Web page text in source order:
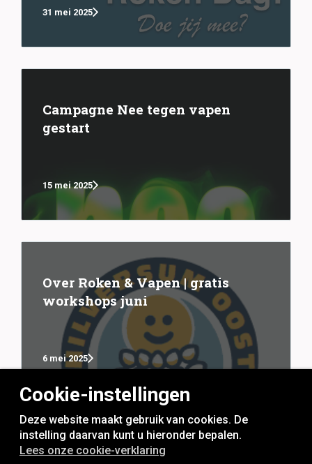
31 mei 2025
Campagne Nee tegen vapen
gestart
15 mei 2025
Over Roken & Vapen | gratis
workshops juni
6 mei 2025
Cookie-instellingen
Deze website maakt gebruik van cookies. De
instelling daarvan kunt u hieronder bepalen.
Lees onze cookie-verklaring